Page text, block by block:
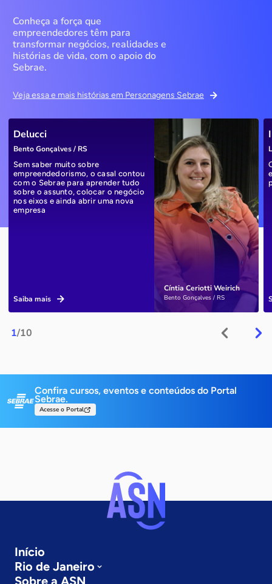
Conheça a força que
empreendedores têm para
transformar negócios, realidades e
histórias de vida, com o apoio do
Sebrae.
Veja essa e mais histórias em Personagens Sebrae
1/10
Cíntia Ceriotti Weirich
Bento Gonçalves / RS
Delucci
Bento Gonçalves / RS
Sem saber muito sobre
empreendedorismo, o casal contou
com o Sebrae para aprender tudo
sobre o assunto, colocar o negócio
nos eixos e ainda abrir uma nova
empresa
Saiba mais
Confira cursos, eventos e conteúdos do Portal
Sebrae.
Acesse o Portal
Início
Rio de Janeiro
Sobre a ASN